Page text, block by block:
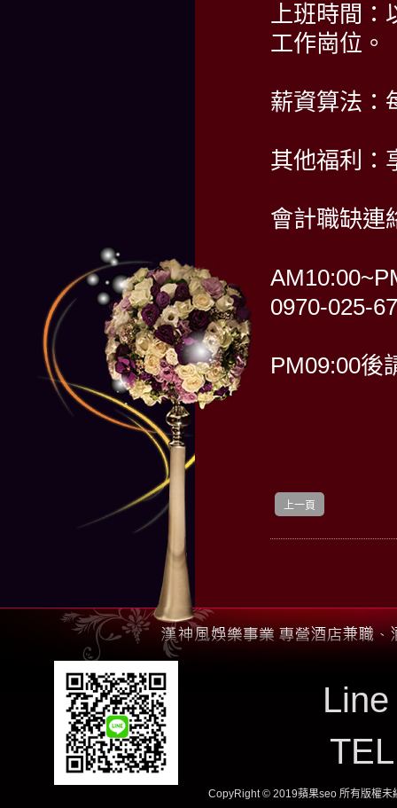
上班時間：
工作崗位。
薪資算法：
其他福利：
會計職缺連
0970-025-
PM09:00後
上一頁
CopyRight © 2019蘋果seo 所有版權未